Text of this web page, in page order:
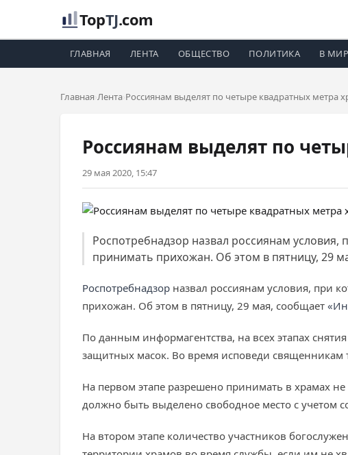
TopTJ.com
ГЛАВНАЯ ЛЕНТА ОБЩЕСТВО ПОЛИТИКА В
Главная Лента Россиянам выделят по четыре квадратных метра
Россиянам выделят по
29 мая 2020, 15:47
Роспотребнадзор назвал россиянам
принимать прихожан. Об этом в пятницу, 29
Роспотребнадзор назвал россиянам условия, при
прихожан. Об этом в пятницу, 29 мая, сообщает
По данным информагентства, на всех этапах
защитных масок. Во время исповеди священникам
На первом этапе разрешено принимать в храмах
должно быть выделено свободное место с учетом
На втором этапе количество участников